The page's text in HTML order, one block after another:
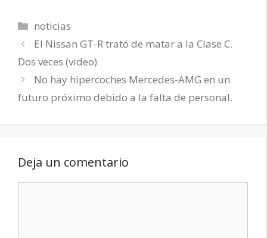
Categorías
noticias
El Nissan GT-R trató de matar a la Clase C.
Dos veces (video)
No hay hipercoches Mercedes-AMG en un
futuro próximo debido a la falta de personal.
Deja un comentario